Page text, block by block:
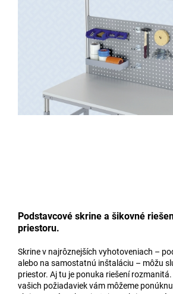
Podstavcové skrine a šikovné
priestoru.
Skrine v najrôznejších vyhotoveniach –
alebo na samostatnú inštaláciu – môžu
priestor. Aj tu je ponuka riešení
vašich požiadaviek vám môžeme